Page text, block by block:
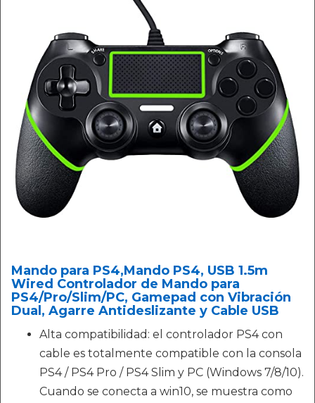
Mando para PS4,Mando PS4, USB 1.5m
Wired Controlador de Mando para
PS4/Pro/Slim/PC, Gamepad con Vibración
Dual, Agarre Antideslizante y Cable USB
Alta compatibilidad: el controlador PS4 con
cable es totalmente compatible con la consola
PS4 / PS4 Pro / PS4 Slim y PC (Windows 7/8/10).
Cuando se conecta a win10, se muestra como